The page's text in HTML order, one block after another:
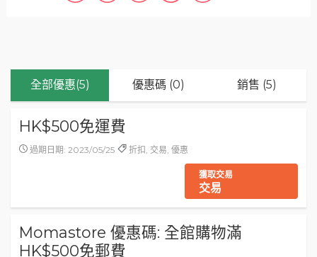
全部優惠(5) 優惠碼 (0) 銷售 (5)
HK$500免運費
過期日期: 2023/05/25 折扣, 交易, 優惠
獲取交易
交易
Momastore 優惠碼: 全館購物滿
HK$500免郵費